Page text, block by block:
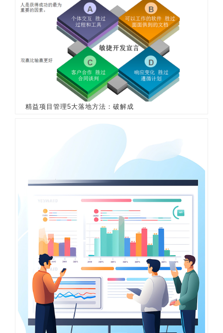
精益项目管理5大落地方法：破解成